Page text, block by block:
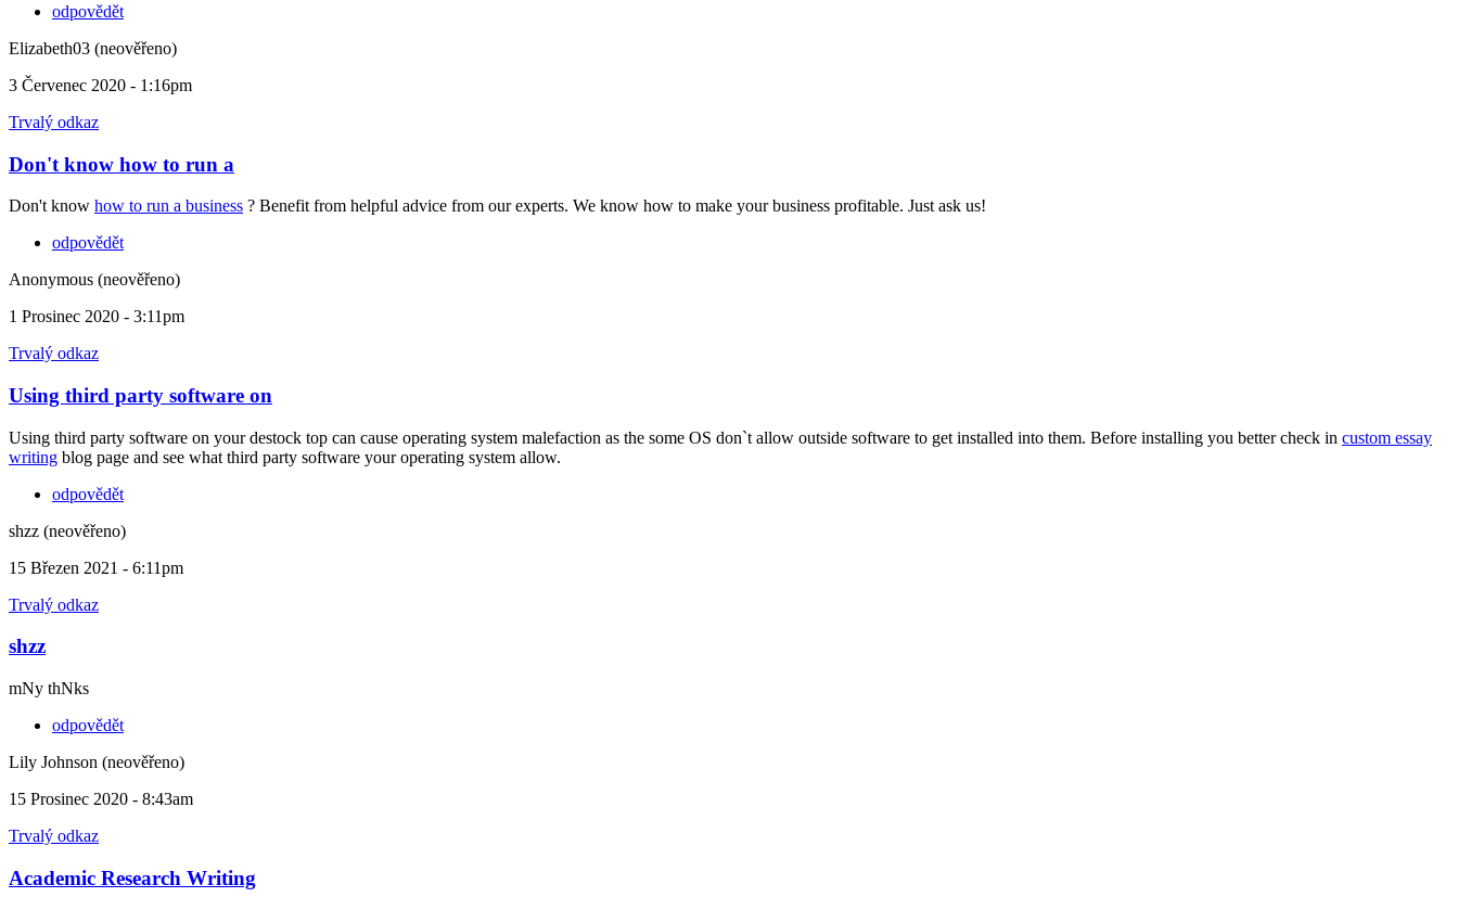
odpovědět
Elizabeth03 (neověřeno)
3 Červenec 2020 - 1:16pm
Trvalý odkaz
Don't know how to run a
Don't know how to run a business ? Benefit from helpful advice from our experts. We know how to make your business profitable. Just ask us!
odpovědět
Anonymous (neověřeno)
1 Prosinec 2020 - 3:11pm
Trvalý odkaz
Using third party software on
Using third party software on your destock top can cause operating system malefaction as the some OS don`t allow outside software to get installed into them. Before installing you better check in custom essay
writing blog page and see what third party software your operating system allow.
odpovědět
shzz (neověřeno)
15 Březen 2021 - 6:11pm
Trvalý odkaz
shzz
mNy thNks
odpovědět
Lily Johnson (neověřeno)
15 Prosinec 2020 - 8:43am
Trvalý odkaz
Academic Research Writing